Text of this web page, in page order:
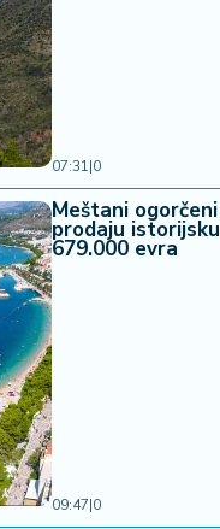
07:31|0
Meštani
prodaju
679.000 evra
09:47|0